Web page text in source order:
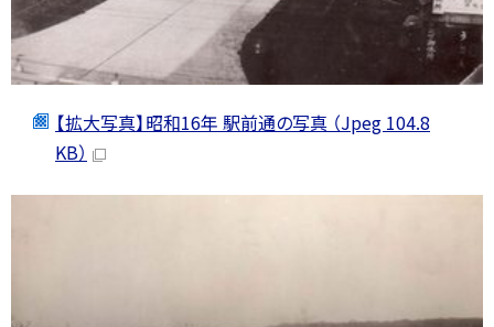
【拡大写真】昭和16年 駅前通の写真 （Jpeg 104.8
KB）